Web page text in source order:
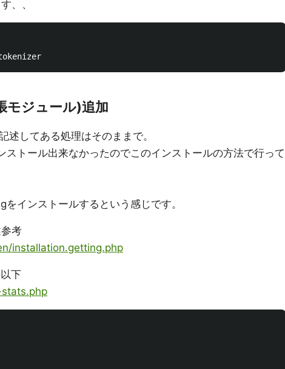
、、
モジュール)追加
してある処理はそのままで。
トール出来なかったのでこのインストールの方法で行って
インストールするという感じです。
考
installation.getting.php
下